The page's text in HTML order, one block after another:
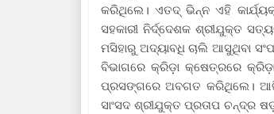
କରିଥିଲେ। ଏତଦ୍ ଭିନ୍ନ ଏହି
ସହକାରୀ ନିର୍ଦ୍ଦେଶକ ଶ୍ରୀଯୁକ୍ତ
ମସିହାରୁ ଅଦ୍ୟାବଧି ଚାଲି ଆସୁଥିବା
ବିଭାଗରେ କ୍ରିଡ଼ା କ୍ଷେତ୍ରରେ
ପ୍ରସଙ୍ଗରେ ଅବଗତ କରିଥିଲେ।
ସାଂସଦ ଶ୍ରୀଯୁକ୍ତ ପ୍ରତାପ ଚନ୍ଦ୍ର